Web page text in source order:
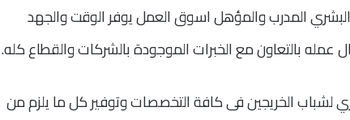
المدرب والمؤهل اسوق العمل يوفر الوقت والجهد
عمله بالتعاون مع الخبرات الموجودة بالشركات والقطاع كله.
لشباب الخريجين فى كافة التخصصات وتوفير كل ما يلزم من